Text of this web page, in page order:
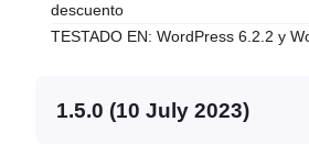
descuento
TESTADO EN: WordPress 6.2.2 y
1.5.0 (10 July 2023)